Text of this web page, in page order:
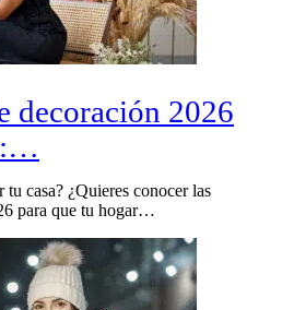
decoración 2026
tu casa? ¿Quieres conocer las
para que tu hogar…